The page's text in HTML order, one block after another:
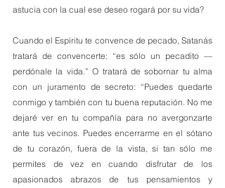
astucia con la cual ese deseo rogará por su vida?
Cuando el Espíritu te convence de pecado, Satanás
tratará de convencerte: “es sólo un pecadito —
perdónale la vida.” O tratará de sobornar tu alma
con un juramento de secreto: “Puedes quedarte
conmigo y también con tu buena reputación. No me
dejaré ver en tu compañía para no avergonzarte
ante tus vecinos. Puedes encerrarme en el sótano
de tu corazón, fuera de la vista, si tan sólo me
permites de vez en cuando disfrutar de los
apasionados abrazos de tus pensamientos y